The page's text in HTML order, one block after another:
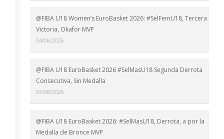
@FIBA U18 Women’s EuroBasket 2026: #SelFemU18, Tercera
Victoria, Okafor MVP
04/08/2026
@FIBA U18 EuroBasket 2026 #SelMasU18 Segunda Derrota
Consecutiva, Sin Medalla
03/08/2026
@FIBA U18 EuroBasket 2026: #SelMasU18, Derrota, a por la
Medalla de Bronce MVP